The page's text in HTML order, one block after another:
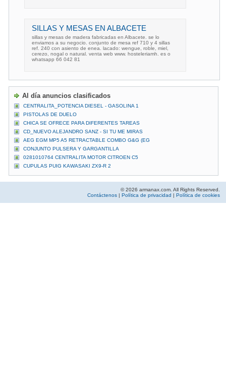
SILLAS Y MESAS EN ALBACETE
sillas y mesas de madera fabricadas en Albacete. se lo
enviamos a su negocio. conjunto de mesa ref 710 y 4 sillas
ref. 240 con asiento de enea. lacado: wengue, roble, miel,
cerezo, nogal o natural. venta web www. hosteleriamh. es o
whatsapp 66 042 81
Al día anuncios clasificados
CENTRALITA_POTENCIA DIESEL - GASOLINA 1
PISTOLAS DE DUELO
CHICA SE OFRECE PARA DIFERENTES TAREAS
CD_NUEVO ALEJANDRO SANZ - SI TU ME MIRAS
AEG EGM MP5 A5 RETRACTABLE COMBO G&G (EG
CONJUNTO PULSERA Y GARGANTILLA
0281010764 CENTRALITA MOTOR CITROEN C5
CUPULAS PUIG KAWASAKI ZX9-R 2
© 2026 armanax.com. All Rights Reserved.
Contáctenos | Política de privacidad | Política de cookies